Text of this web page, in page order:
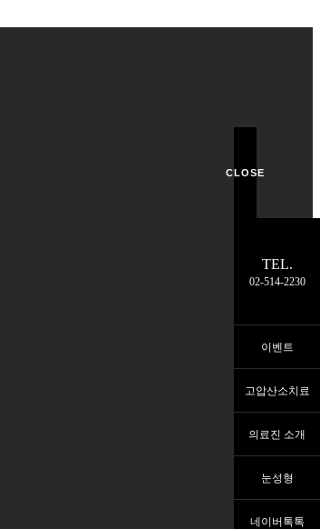
CLOSE
TEL.
02-514-2230
이벤트
고압산소치료
의료진 소개
눈성형
네이버톡톡